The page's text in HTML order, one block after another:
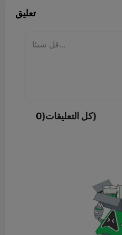
تعليق
كل التعليقات(0)